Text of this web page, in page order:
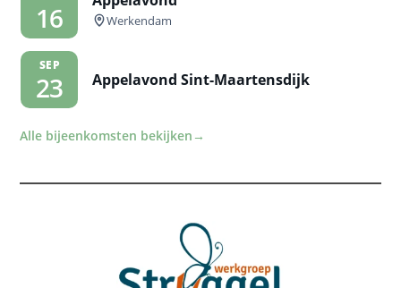
16 Werkendam
SEP
23 Appelavond Sint-Maartensdijk
Alle bijeenkomsten bekijken →